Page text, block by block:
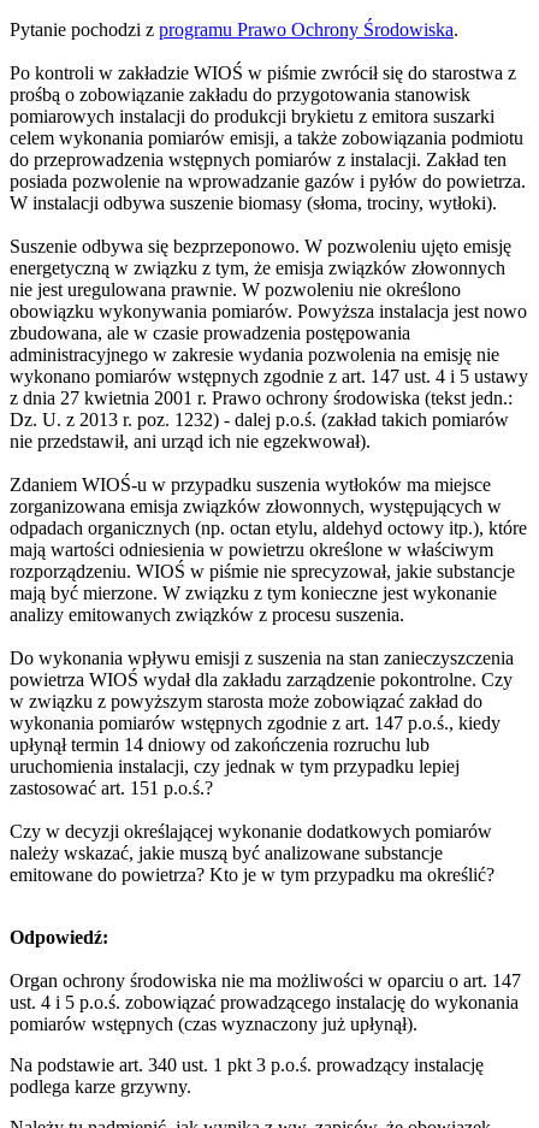
Pytanie pochodzi z programu Prawo Ochrony Środowiska.
Po kontroli w zakładzie WIOŚ w piśmie zwrócił się do starostwa z
prośbą o zobowiązanie zakładu do przygotowania stanowisk
pomiarowych instalacji do produkcji brykietu z emitora suszarki
celem wykonania pomiarów emisji, a także zobowiązania podmiotu
do przeprowadzenia wstępnych pomiarów z instalacji. Zakład ten
posiada pozwolenie na wprowadzanie gazów i pyłów do powietrza.
W instalacji odbywa suszenie biomasy (słoma, trociny, wytłoki).
Suszenie odbywa się bezprzeponowo. W pozwoleniu ujęto emisję
energetyczną w związku z tym, że emisja związków złowonnych
nie jest uregulowana prawnie. W pozwoleniu nie określono
obowiązku wykonywania pomiarów. Powyższa instalacja jest nowo
zbudowana, ale w czasie prowadzenia postępowania
administracyjnego w zakresie wydania pozwolenia na emisję nie
wykonano pomiarów wstępnych zgodnie z art. 147 ust. 4 i 5 ustawy
z dnia 27 kwietnia 2001 r. Prawo ochrony środowiska (tekst jedn.:
Dz. U. z 2013 r. poz. 1232) - dalej p.o.ś. (zakład takich pomiarów
nie przedstawił, ani urząd ich nie egzekwował).
Zdaniem WIOŚ-u w przypadku suszenia wytłoków ma miejsce
zorganizowana emisja związków złowonnych, występujących w
odpadach organicznych (np. octan etylu, aldehyd octowy itp.), które
mają wartości odniesienia w powietrzu określone w właściwym
rozporządzeniu. WIOŚ w piśmie nie sprecyzował, jakie substancje
mają być mierzone. W związku z tym konieczne jest wykonanie
analizy emitowanych związków z procesu suszenia.
Do wykonania wpływu emisji z suszenia na stan zanieczyszczenia
powietrza WIOŚ wydał dla zakładu zarządzenie pokontrolne. Czy
w związku z powyższym starosta może zobowiązać zakład do
wykonania pomiarów wstępnych zgodnie z art. 147 p.o.ś., kiedy
upłynął termin 14 dniowy od zakończenia rozruchu lub
uruchomienia instalacji, czy jednak w tym przypadku lepiej
zastosować art. 151 p.o.ś.?
Czy w decyzji określającej wykonanie dodatkowych pomiarów
należy wskazać, jakie muszą być analizowane substancje
emitowane do powietrza? Kto je w tym przypadku ma określić?
Odpowiedź:
Organ ochrony środowiska nie ma możliwości w oparciu o art. 147
ust. 4 i 5 p.o.ś. zobowiązać prowadzącego instalację do wykonania
pomiarów wstępnych (czas wyznaczony już upłynął).
Na podstawie art. 340 ust. 1 pkt 3 p.o.ś. prowadzący instalację
podlega karze grzywny.